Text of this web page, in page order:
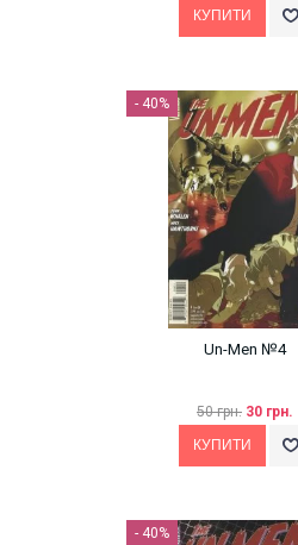
- 40%
Un-Men №4
50 грн. 30 грн.
- 40%